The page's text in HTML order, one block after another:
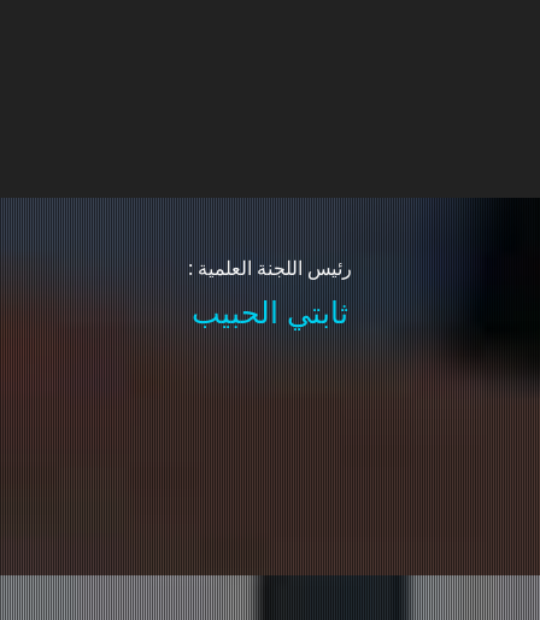
: رئيس اللجنة العلمية
ثابتي الحبيب